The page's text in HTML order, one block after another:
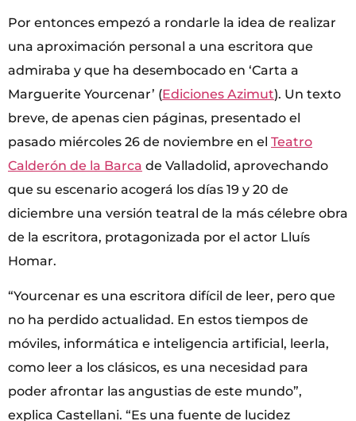
Por entonces empezó a rondarle la idea de realizar
una aproximación personal a una escritora que
admiraba y que ha desembocado en ‘Carta a
Marguerite Yourcenar’ (Ediciones Azimut). Un texto
breve, de apenas cien páginas, presentado el
pasado miércoles 26 de noviembre en el Teatro
Calderón de la Barca de Valladolid, aprovechando
que su escenario acogerá los días 19 y 20 de
diciembre una versión teatral de la más célebre obra
de la escritora, protagonizada por el actor Lluís
Homar.
“Yourcenar es una escritora difícil de leer, pero que
no ha perdido actualidad. En estos tiempos de
móviles, informática e inteligencia artificial, leerla,
como leer a los clásicos, es una necesidad para
poder afrontar las angustias de este mundo”,
explica Castellani. “Es una fuente de lucidez